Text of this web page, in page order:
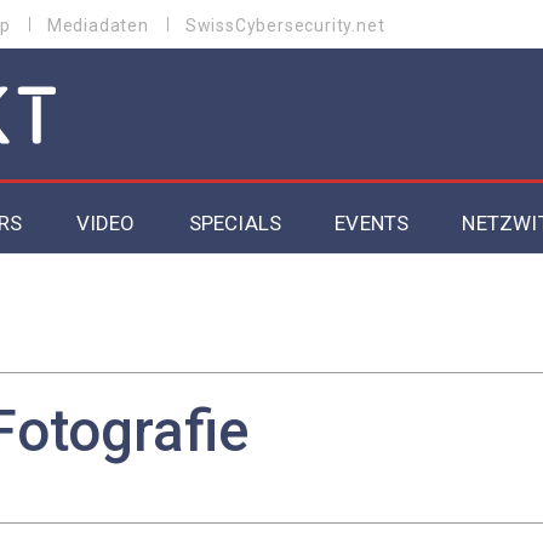
Mediadaten SwissCybersecurity.net
VIDEO SPECIALS
Cloud & Managed Services 2026
EVENTS